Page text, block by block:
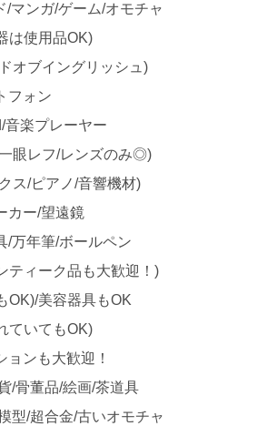
/マンガ/ゲーム/オモチャ
は使用品OK)
オブイングリッシュ)
フォン
音楽プレーヤー
眼レフ/レンズのみ◎)
ス/ピアノ/音響機材)
カー/望遠鏡
/万年筆/ボールペン
ティーク品も大歓迎！)
OK)/美容器具もOK
ていてもOK)
ョンも大歓迎！
/骨董品/絵画/茶道具
型/超合金/古いオモチャ